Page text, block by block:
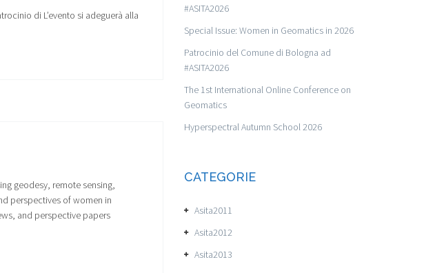
di L’evento si adeguerà alla
geodesy, remote sensing,
perspectives of women in
and perspective papers
#ASITA2026
Special Issue: Women in Geomatics in 2026
Patrocinio del Comune di Bologna ad
#ASITA2026
The 1st International Online Conference on
Geomatics
Hyperspectral Autumn School 2026
CATEGORIE
Asita2011
Asita2012
Asita2013